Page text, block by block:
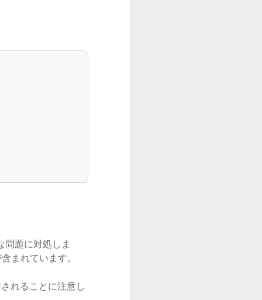
題に対処しま
まれています。
れることに注意し